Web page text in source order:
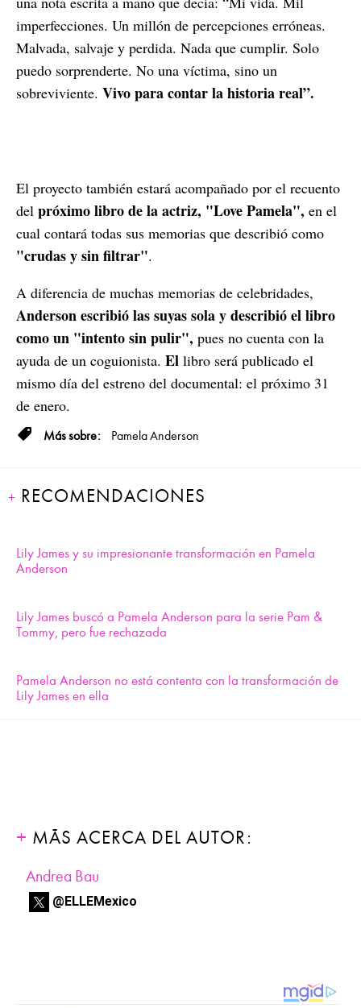
imperfecciones. Un millón de percepciones erróneas.
Malvada, salvaje y perdida. Nada que cumplir. Solo
puedo sorprenderte. No una víctima, sino un
sobreviviente. Vivo para contar la historia real”.
El proyecto también estará acompañado por el recuento
del próximo libro de la actriz, "Love Pamela", en el
cual contará todas sus memorias que describió como
"crudas y sin filtrar".
A diferencia de muchas memorias de celebridades,
Anderson escribió las suyas sola y describió el libro
como un "intento sin pulir", pues no cuenta con la
ayuda de un coguionista. El libro será publicado el
mismo día del estreno del documental: el próximo 31
de enero.
Pamela Anderson
RECOMENDACIONES
Lily James y su impresionante transformación en Pamela
Anderson
Lily James buscó a Pamela Anderson para la serie Pam &
Tommy, pero fue rechazada
Pamela Anderson no está contenta con la transformación de
Lily James en ella
MÁS ACERCA DEL AUTOR:
Andrea Bau
@ELLEMexico